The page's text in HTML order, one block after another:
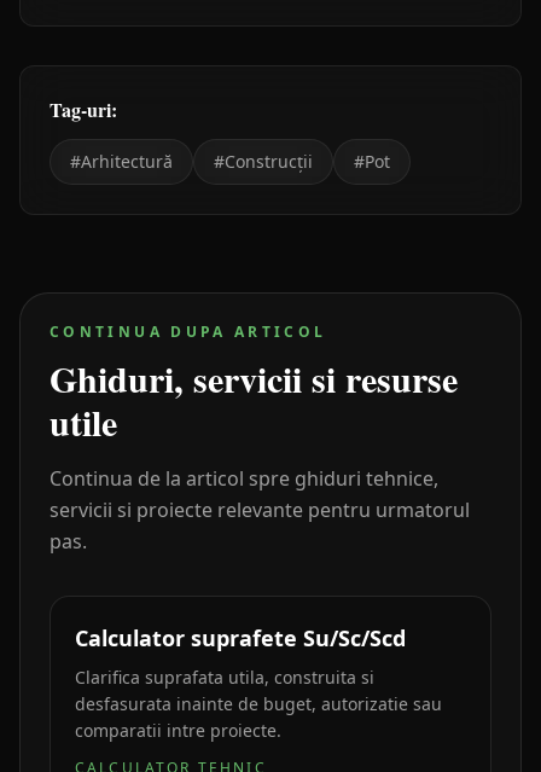
Tag-uri:
#Arhitectură #Construcții #Pot
CONTINUA DUPA ARTICOL
Ghiduri, servicii si resurse
utile
Continua de la articol spre ghiduri tehnice,
servicii si proiecte relevante pentru urmatorul
pas.
Calculator suprafete Su/Sc/Scd
Clarifica suprafata utila, construita si
desfasurata inainte de buget, autorizatie sau
comparatii intre proiecte.
CALCULATOR TEHNIC